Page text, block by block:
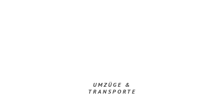
UMZÜGE &
TRANSPORTE